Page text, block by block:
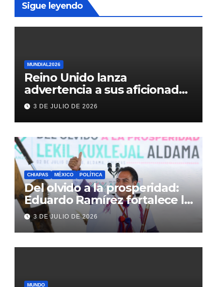
Sigue leyendo
MUNDIAL2026
Reino Unido lanza
advertencia a sus aficionados
antes del México vs
Inglaterra en el Mundial 2026
3 DE JULIO DE 2026
CHIAPAS MÉXICO POLÍTICA
Del olvido a la prosperidad:
Eduardo Ramírez fortalece la
transformación de Aldama
con inversión histórica
3 DE JULIO DE 2026
MUNDO